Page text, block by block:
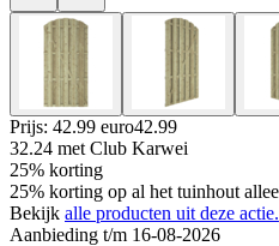
Prijs: 42.99 euro42.99
32.24 met Club Karwei
25% korting
25% korting op al het tuinhout
Bekijk alle producten uit deze actie.
Aanbieding t/m 16-08-2026